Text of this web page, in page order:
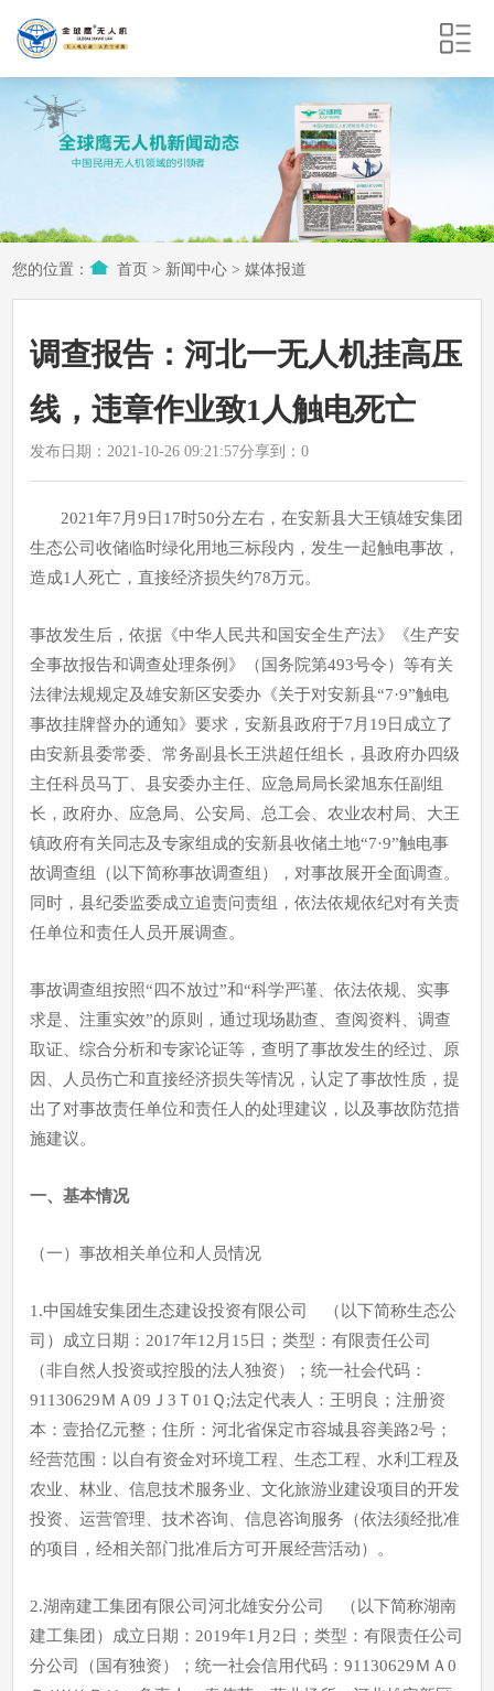
您的位置： 首页 > 新闻中心 >媒体报道
调查报告：河北一无人机挂高压
线，违章作业致1人触电死亡
发布日期：2021-10-26 09:21:57分享到：0
2021年7月9日17时50分左右，在安新县大王镇雄安集团
生态公司收储临时绿化用地三标段内，发生一起触电事故，
造成1人死亡，直接经济损失约78万元。
事故发生后，依据《中华人民共和国安全生产法》《生产安
全事故报告和调查处理条例》（国务院第493号令）等有关
法律法规规定及雄安新区安委办《关于对安新县“7·9”触电
事故挂牌督办的通知》要求，安新县政府于7月19日成立了
由安新县委常委、常务副县长王洪超任组长，县政府办四级
主任科员马丁、县安委办主任、应急局局长梁旭东任副组
长，政府办、应急局、公安局、总工会、农业农村局、大王
镇政府有关同志及专家组成的安新县收储土地“7·9”触电事
故调查组（以下简称事故调查组），对事故展开全面调查。
同时，县纪委监委成立追责问责组，依法依规依纪对有关责
任单位和责任人员开展调查。
事故调查组按照“四不放过”和“科学严谨、依法依规、实事
求是、注重实效”的原则，通过现场勘查、查阅资料、调查
取证、综合分析和专家论证等，查明了事故发生的经过、原
因、人员伤亡和直接经济损失等情况，认定了事故性质，提
出了对事故责任单位和责任人的处理建议，以及事故防范措
施建议。
一、基本情况
（一）事故相关单位和人员情况
1.中国雄安集团生态建设投资有限公司 （以下简称生态公
司）成立日期：2017年12月15日；类型：有限责任公司
（非自然人投资或控股的法人独资）；统一社会代码：
91130629ＭＡ09Ｊ3Ｔ01Ｑ;法定代表人：王明良；注册资
本：壹拾亿元整；住所：河北省保定市容城县容美路2号；
经营范围：以自有资金对环境工程、生态工程、水利工程及
农业、林业、信息技术服务业、文化旅游业建设项目的开发
投资、运营管理、技术咨询、信息咨询服务（依法须经批准
的项目，经相关部门批准后方可开展经营活动）。
2.湖南建工集团有限公司河北雄安分公司 （以下简称湖南
建工集团）成立日期：2019年1月2日；类型：有限责任公司
分公司（国有独资）；统一社会信用代码：91130629ＭＡ0